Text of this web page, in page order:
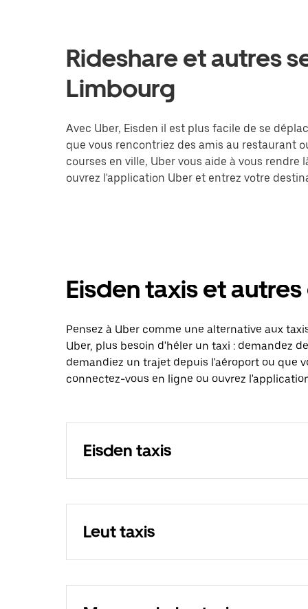
Rideshare et autres
Limbourg
Avec Uber, Eisden il est plus facile de se
que vous rencontriez des amis au restaurant
courses en ville, Uber vous aide à vous rendre
ouvrez l'application Uber et entrez votre
Eisden taxis et
Pensez à Uber comme une alternative aux
Uber, plus besoin d'héler un taxi : demandez
demandiez un trajet depuis l'aéroport ou que
connectez-vous en ligne ou ouvrez
Eisden taxis
Leut taxis